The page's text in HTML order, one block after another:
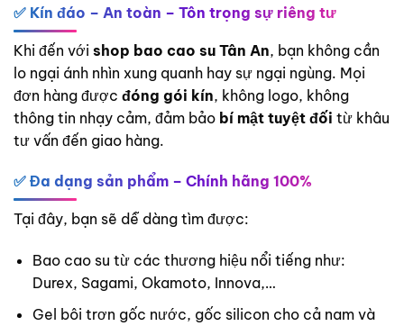
✅ Kín đáo – An toàn – Tôn trọng sự riêng tư
Khi đến với shop bao cao su Tân An, bạn không cần
lo ngại ánh nhìn xung quanh hay sự ngại ngùng. Mọi
đơn hàng được đóng gói kín, không logo, không
thông tin nhạy cảm, đảm bảo bí mật tuyệt đối từ khâu
tư vấn đến giao hàng.
✅ Đa dạng sản phẩm – Chính hãng 100%
Tại đây, bạn sẽ dễ dàng tìm được:
Bao cao su từ các thương hiệu nổi tiếng như:
Durex, Sagami, Okamoto, Innova,…
Gel bôi trơn gốc nước, gốc silicon cho cả nam và